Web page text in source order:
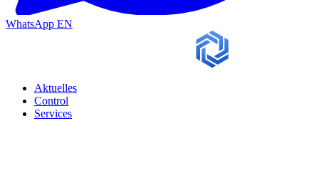
WhatsApp EN
Aktuelles
Control
Services